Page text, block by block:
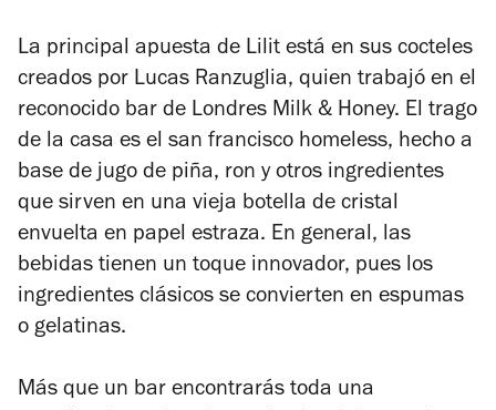
La principal apuesta de Lilit está en sus cocteles
creados por Lucas Ranzuglia, quien trabajó en el
reconocido bar de Londres Milk & Honey. El trago
de la casa es el san francisco homeless, hecho a
base de jugo de piña, ron y otros ingredientes
que sirven en una vieja botella de cristal
envuelta en papel estraza. En general, las
bebidas tienen un toque innovador, pues los
ingredientes clásicos se convierten en espumas
o gelatinas.
Más que un bar encontrarás toda una